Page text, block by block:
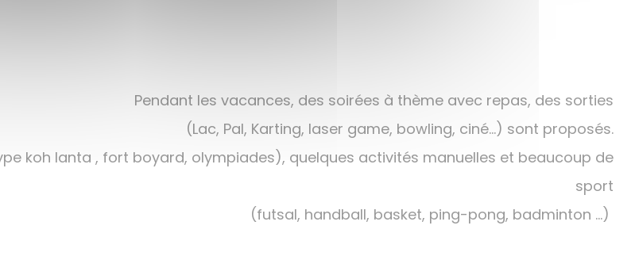
​​​​​​​​​​​​​Pendant les vacances, des soirées à thème avec repas, des sorties
(Lac, Pal, Karting, laser game, bowling, ciné...) sont proposés.
koh lanta , fort boyard, olympiades), quelques activités manuelles et beaucoup de
sport
(futsal, handball, basket, ping-pong, badminton ...)